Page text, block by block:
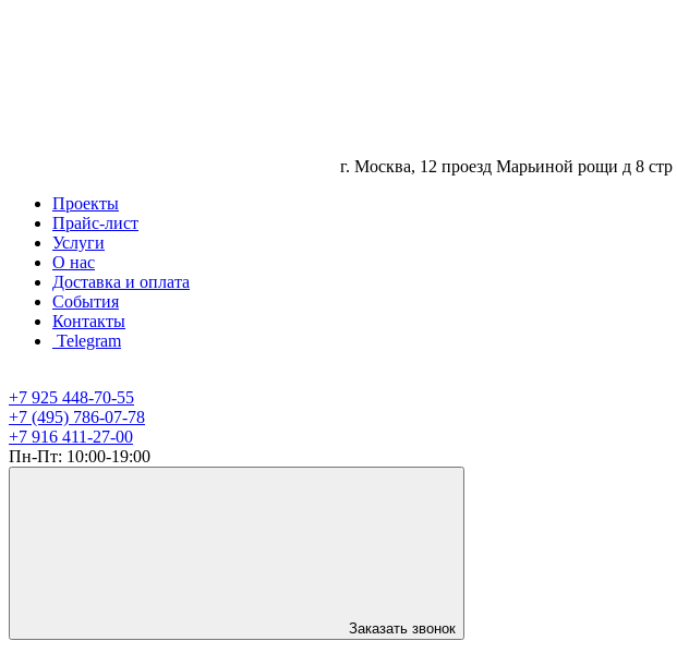
г. Москва, 12 проезд Марьиной рощи д 8 стр
Проекты
Прайс-лист
Услуги
О нас
Доставка и оплата
События
Контакты
Telegram
+7 925 448-70-55
+7 (495) 786-07-78
+7 916 411-27-00
Пн-Пт: 10:00-19:00
Заказать звонок